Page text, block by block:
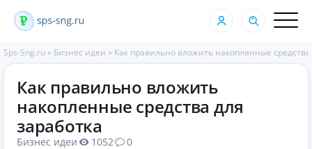
Sps-Sng.ru » Бизнес идеи » Как правильно вложить накопленные средства
Как правильно вложить
накопленные средства для
заработка
Бизнес идеи 1052 0